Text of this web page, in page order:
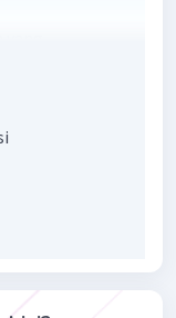
bagian